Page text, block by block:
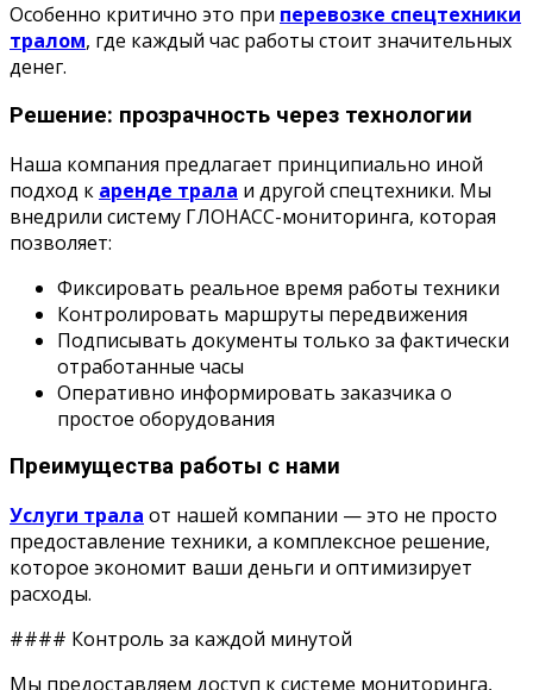
Особенно критично это при перевозке спецтехники
тралом, где каждый час работы стоит значительных
денег.
Решение: прозрачность через технологии
Наша компания предлагает принципиально иной
подход к аренде трала и другой спецтехники. Мы
внедрили систему ГЛОНАСС-мониторинга, которая
позволяет:
Фиксировать реальное время работы техники
Контролировать маршруты передвижения
Подписывать документы только за фактически
отработанные часы
Оперативно информировать заказчика о
простое оборудования
Преимущества работы с нами
Услуги трала от нашей компании — это не просто
предоставление техники, а комплексное решение,
которое экономит ваши деньги и оптимизирует
расходы.
#### Контроль за каждой минутой
Мы предоставляем доступ к системе мониторинга,